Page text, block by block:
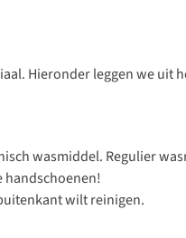
Hieronder leggen we
wasmiddel. Regulier
handschoenen!
wilt reinigen.